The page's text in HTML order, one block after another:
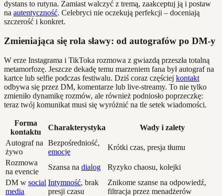
dystans to rutyna. Zamiast walczyć z tremą, zaakceptuj ją i postaw
na autentyczność. Celebryci nie oczekują perfekcji – doceniają
szczerość i konkret.
Zmieniająca się rola sławy: od autografów po DM-y
W erze Instagrama i TikToka rozmowa z gwiazdą przeszła totalną
metamorfozę. Jeszcze dekadę temu marzeniem fana był autograf na
kartce lub selfie podczas festiwalu. Dziś coraz częściej kontakt
odbywa się przez DM, komentarze lub live-streamy. To nie tylko
zmieniło dynamikę rozmów, ale również podniosło poprzeczkę:
teraz twój komunikat musi się wyróżnić na tle setek wiadomości.
Forma
kontaktu
Charakterystyka
Wady i zalety
Autograf na
żywo
Bezpośredniość,
emocje
Krótki czas, presja tłumu
Rozmowa
na evencie
Szansa na dialog
Ryzyko chaosu, kolejki
DM w social
media
Intymność, brak
presji czasu
Znikome szanse na odpowiedź,
filtracja przez menadżerów